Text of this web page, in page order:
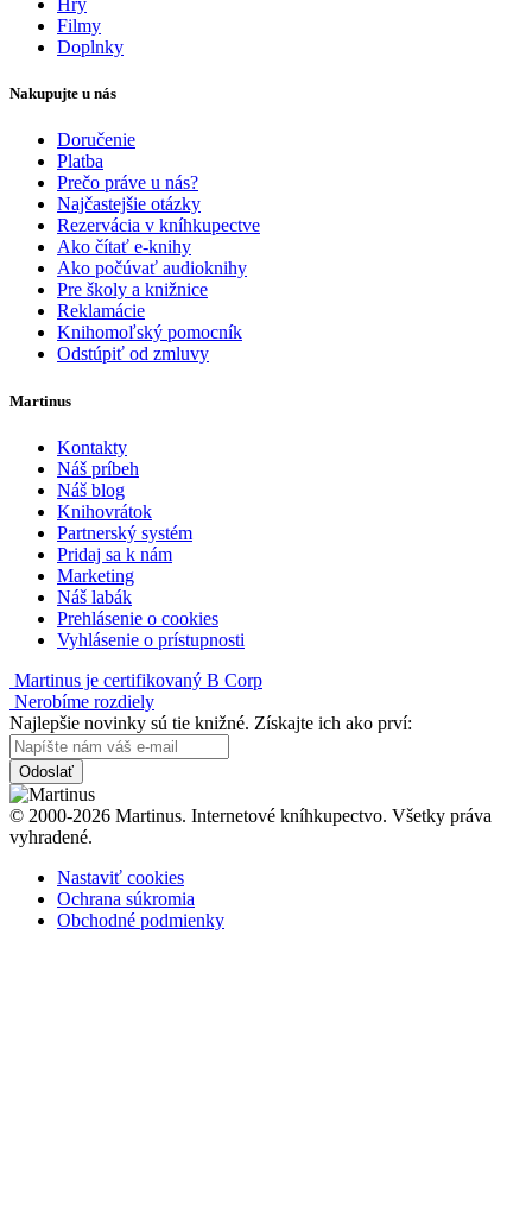
Hry
Filmy
Doplnky
Nakupujte u nás
Doručenie
Platba
Prečo práve u nás?
Najčastejšie otázky
Rezervácia v kníhkupectve
Ako čítať e-knihy
Ako počúvať audioknihy
Pre školy a knižnice
Reklamácie
Knihomoľský pomocník
Odstúpiť od zmluvy
Martinus
Kontakty
Náš príbeh
Náš blog
Knihovrátok
Partnerský systém
Pridaj sa k nám
Marketing
Náš labák
Prehlásenie o cookies
Vyhlásenie o prístupnosti
Martinus je certifikovaný B Corp
Nerobíme rozdiely
Najlepšie novinky sú tie knižné. Získajte ich ako prví:
Odoslať
© 2000-2026 Martinus. Internetové kníhkupectvo. Všetky práva
vyhradené.
Nastaviť cookies
Ochrana súkromia
Obchodné podmienky